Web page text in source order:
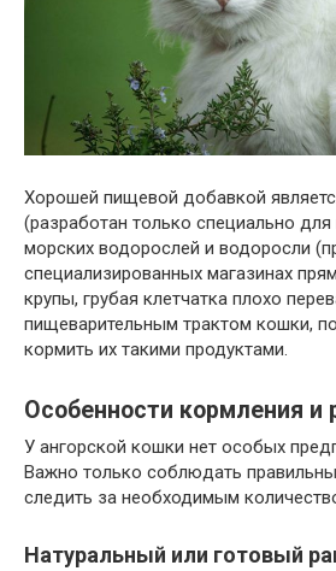
Хорошей пищевой добавкой
(разработан только специально
морских водорослей и водоросли
специализированных магазинах
крупы, грубая клетчатка плохо
пищеварительным трактом кошки,
кормить их такими продуктами.
Особенности кормления и
У ангорской кошки нет особых
Важно только соблюдать
следить за необходимым
Натуральный или готовый